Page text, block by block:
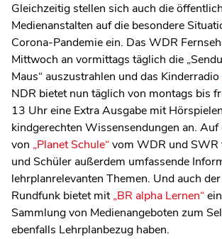
Gleichzeitig stellen sich auch die
Medienanstalten auf die besondere
Corona-Pandemie ein. Das WDR
Mittwoch an vormittags täglich die
Maus“ auszustrahlen und das Kinderradio
NDR bietet nun täglich von montags bis
13 Uhr eine Extra Ausgabe mit
kindgerechten Wissensendungen an. Auf
von „Planet Schule“vom WDR und SWR
und Schüler außerdem umfassende
lehrplanrelevanten Themen. Und auch
Rundfunk bietet mit„BR alpha Lernen“
Sammlung von Medienangeboten zum
ebenfalls Lehrplanbezug haben.